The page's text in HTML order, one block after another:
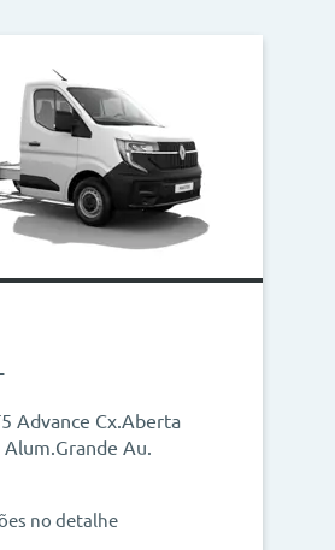
Advance Cx.Aberta
Au.
no detalhe